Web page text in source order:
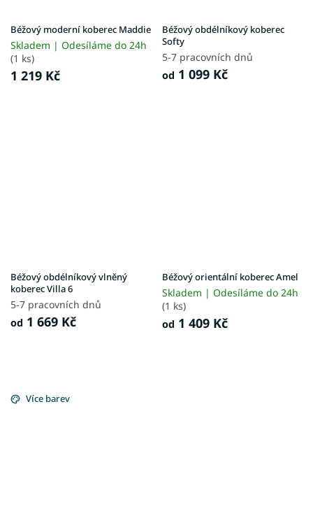
Béžový moderní koberec Maddie
Skladem | Odesíláme do 24h
(1 ks)
1 219 Kč
Béžový obdélníkový koberec
Softy
5-7 pracovních dnů
od 1 099 Kč
Béžový obdélníkový vlněný
koberec Villa 6
5-7 pracovních dnů
od 1 669 Kč
Béžový orientální koberec Amel
Skladem | Odesíláme do 24h
(1 ks)
od 1 409 Kč
Více barev